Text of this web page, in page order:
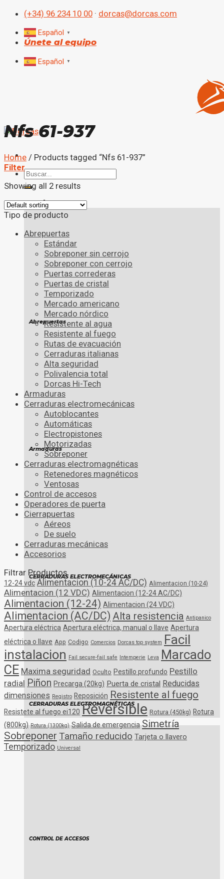
Skip
content
(+34) 96 234 10 00 · dorcas@dorcas.com
Español ▼
Únete al equipo
Español ▼
Search
for:
Productos
Abrepuertas
Armaduras
CERRADURAS ELECTROMECÁNICAS
CERRADURAS ELECTROMAGNÉTICAS
CONTROL DE ACCESOS
Nfs 61-937
Home / Products tagged “Nfs 61-937”
Filter
Showing all 2 results
Tipo de producto
Abrepuertas
Estándar
Sobreponer sin cerrojo
Sobreponer con cerrojo
Puertas correderas
Puertas de cristal
Temporizado
Mercado americano
Mercado nórdico
Resistente al agua
Resistente al fuego
Rutas de evacuación
Cerraduras italianas
Alta seguridad
Polivalencia total
Dorcas Hi-Tech
Armaduras
Cerraduras electromecánicas
Autoblocantes
Automáticas
Electropistones
Motorizadas
Sobreponer
Cerraduras electromagnéticas
Retenedores magnéticos
Ventosas
Control de accesos
Operadores de puerta
Cierrapuertas
Aéreos
De suelo
Cerraduras mecánicas
Accesorios
Filtrar Productos
12-24 vdc Alimentacion (10-24 AC/DC) Alimentacion (10-24)
Alimentacion (12 VDC) Alimentacion (12-24 AC/DC)
Alimentacion (12-24) Alimentacion (24 VDC)
Alimentacion (AC/DC) Alta resistencia Antipanico
Apertura eléctrica Apertura eléctrica, manual o llave Apertura
eléctrica o llave App Codigo Comercios Dorcas top system Facil
instalacion Fail secure-fail safe Intemperie Leva Marcado
CE Maxima seguridad Oculto Pestillo profundo Pestillo
radial Piñon Precarga (20kg) Puerta de cristal Reducidas
dimensiones Registro Reposición Resistente al fuego
Resistete al fuego ei120 Reversible Rotura (450kg) Rotura
(800kg) Rotura (1300kg) Salida de emergencia Simetría
Sobreponer Tamaño reducido Tarjeta o llavero
Temporizado Universal